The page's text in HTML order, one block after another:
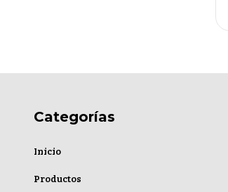
Categorías
Inicio
Productos